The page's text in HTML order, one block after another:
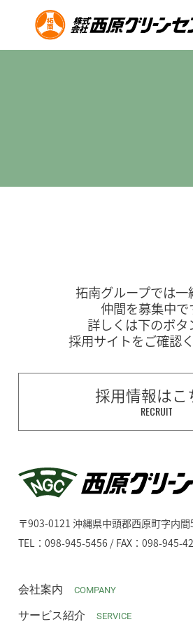
拓南グループでは一
仲間を募集中で
詳しくは下のボタ
採用サイトをご確認
採用情報はこ
RECRUIT
〒903-0121 沖縄県中頭郡西原町字内間
TEL：098-945-5456 / FAX：098-945-
会社案内 COMPANY
サービス紹介 SERVICE